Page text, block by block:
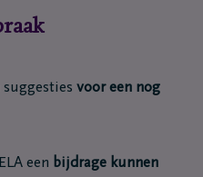
voor een nog
een bijdrage kunnen